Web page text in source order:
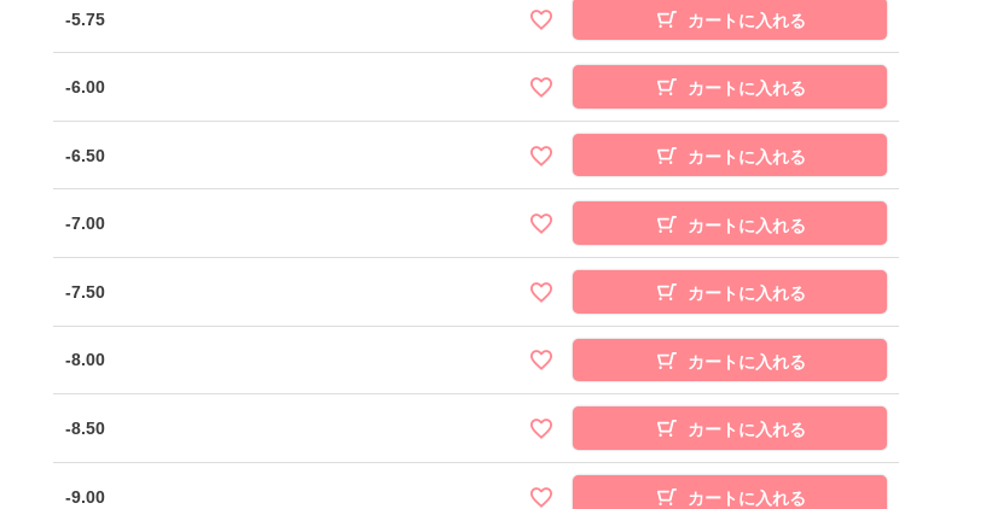
-5.75 カートに入れる
-6.00 カートに入れる
-6.50 カートに入れる
-7.00 カートに入れる
-7.50 カートに入れる
-8.00 カートに入れる
-8.50 カートに入れる
-9.00 カートに入れる